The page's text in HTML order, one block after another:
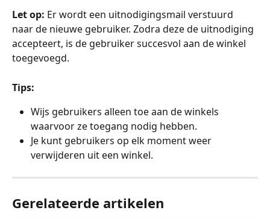
Let op: Er wordt een uitnodigingsmail verstuurd
naar de nieuwe gebruiker. Zodra deze de uitnodiging
accepteert, is de gebruiker succesvol aan de winkel
toegevoegd.
Tips:
Wijs gebruikers alleen toe aan de winkels
waarvoor ze toegang nodig hebben.
Je kunt gebruikers op elk moment weer
verwijderen uit een winkel.
Gerelateerde artikelen